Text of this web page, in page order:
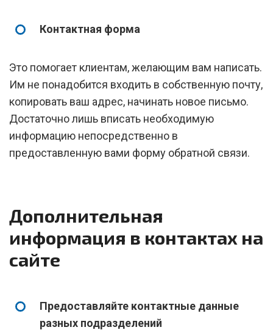
Контактная форма
Это помогает клиентам, желающим вам написать.
Им не понадобится входить в собственную почту,
копировать ваш адрес, начинать новое письмо.
Достаточно лишь вписать необходимую
информацию непосредственно в
предоставленную вами форму обратной связи.
Дополнительная
информация в контактах на
сайте
Предоставляйте контактные данные
разных подразделений